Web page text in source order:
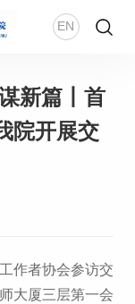
EN
新篇丨首
院开展交
作者协会参访交
大厦三层第一会